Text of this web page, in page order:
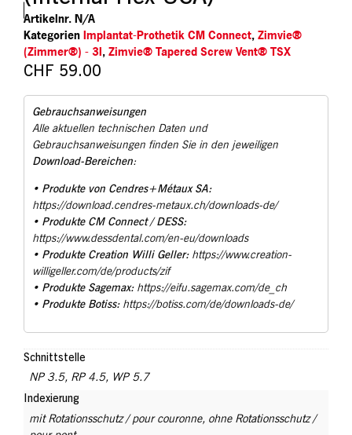
Artikelnr. N/A
Kategorien Implantat-Prothetik CM Connect, Zimvie®
(Zimmer®) - 3I, Zimvie® Tapered Screw Vent® TSX
CHF 59.00
Gebrauchsanweisungen
Alle aktuellen technischen Daten und
Gebrauchsanweisungen finden Sie in den jeweiligen
Download-Bereichen:
• Produkte von Cendres+Métaux SA:
https://download.cendres-metaux.ch/downloads-de/
• Produkte CM Connect / DESS:
https://www.dessdental.com/en-eu/downloads
• Produkte Creation Willi Geller: https://www.creation-
willigeller.com/de/products/zif
• Produkte Sagemax: https://eifu.sagemax.com/de_ch
• Produkte Botiss: https://botiss.com/de/downloads-de/
Schnittstelle
NP 3.5, RP 4.5, WP 5.7
Indexierung
mit Rotationsschutz / pour couronne, ohne Rotationsschutz /